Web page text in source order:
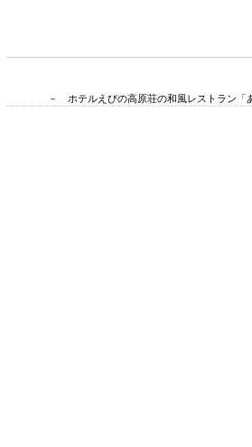
－ ホテルえびの高原荘の和風レストラン「